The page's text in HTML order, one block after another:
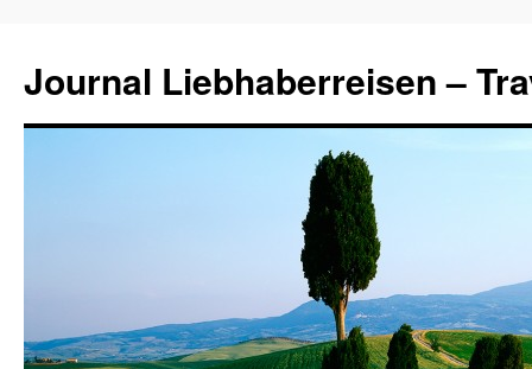
Journal Liebhaberreisen –